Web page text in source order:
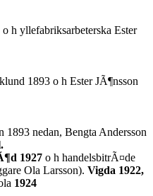
h yllefabriksarbeterska Ester
1893 o h Ester JÃ¶nsson
1893 nedan, Bengta Andersson
1927 o h handelsbitrÃ¤de
Ola Larsson). Vigda 1922,
1924